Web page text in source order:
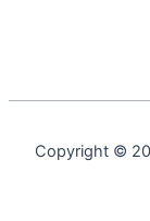
Copyright ©